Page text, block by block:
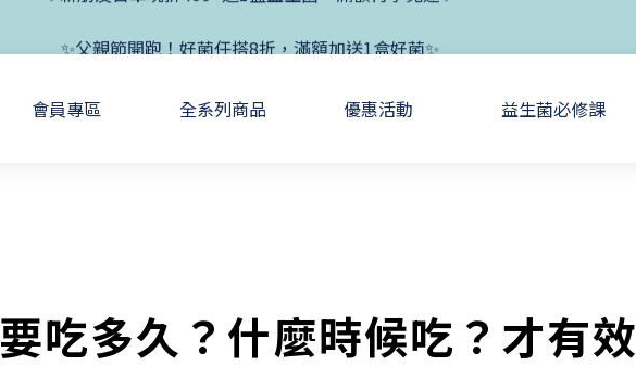
會員專區 全系列商品 優惠活動 益生菌必修課
吃多久？什麼時候吃？才有效